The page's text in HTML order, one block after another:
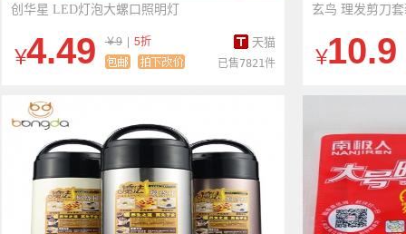
创华星 LED灯泡大螺口照明灯
￥4.49 天猫
￥9
5折
已售7821件
玄鸟 理发剪刀
￥10.9